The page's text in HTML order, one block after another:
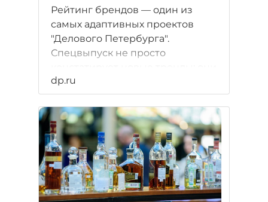
Рейтинг брендов — один из
самых адаптивных проектов
"Делового Петербурга".
Спецвыпуск не просто
находят отражение в
меняющемся списке
номинаций. Это открывает
массу возможностей для
бизнеса. Здесь всегда много
победителей и ярких кейсов. А
ещё хитростей по рациональной
эффективности в продвижении
— от тех, кто получает благодаря
dp.ru